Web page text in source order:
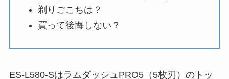
剃りごこちは？
買って後悔しない？
ES-L580-SはラムダッシュPRO5（5枚刃）のトッ